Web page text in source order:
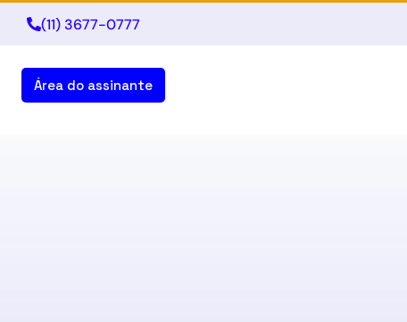
(11) 3677-0777
Área do assinante